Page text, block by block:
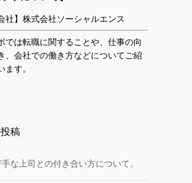
社】株式会社ソーシャルエンス
では転職に関することや、仕事の向
、会社での働き方などについてご紹
ます。
稿
な上司との付き合い方について。